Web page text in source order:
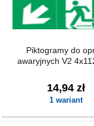
Piktogramy do
awaryjnych
14,94 zł
1 wariant